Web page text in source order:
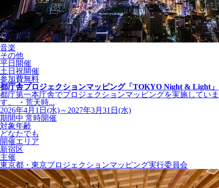
音楽
その他
平日開催
土日祝開催
参加費無料
都庁舎プロジェクションマッピング「TOKYO Night & Light」
都庁第一本庁舎でプロジェクションマッピングを実施していま
す。 ・荒天時...
2026年4月1日(水)～2027年3月31日(水)
期間中 常時開催
対象年齢
どなたでも
開催エリア
新宿区
主催
東京都・東京プロジェクションマッピング実行委員会